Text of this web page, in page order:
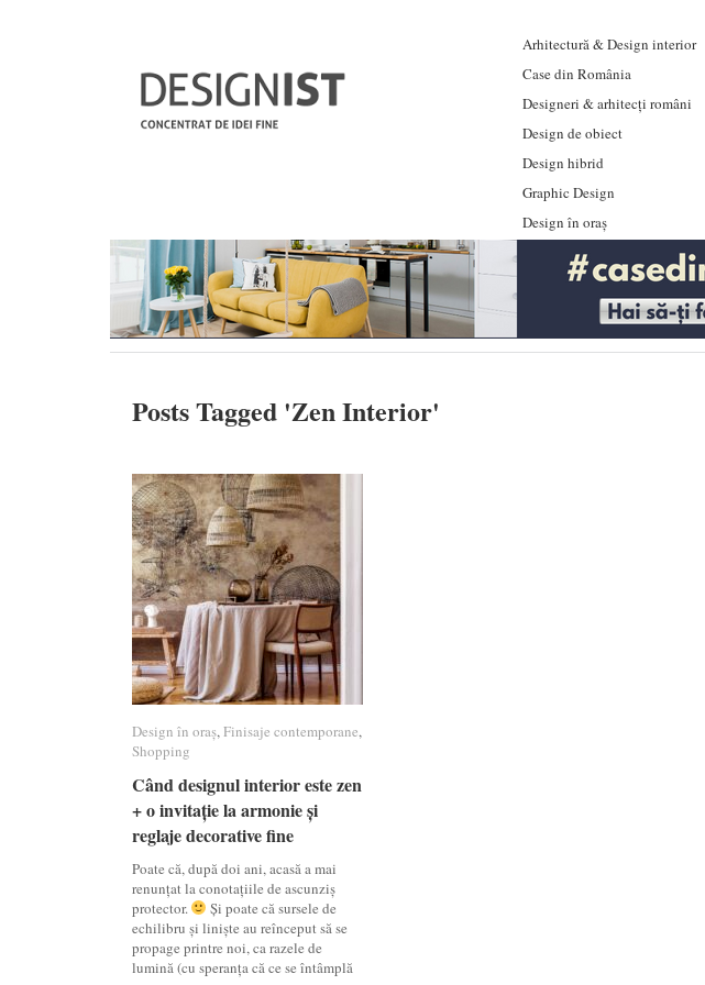
Arhitectură & Design interior
Case din România
Designeri & arhitecți români
Design de obiect
Design hibrid
Graphic Design
Design în oraș
Posts Tagged 'Zen Interior'
Design în oraș,Finisaje contemporane,
Shopping
Când designul interior este zen
+ o invitație la armonie și
reglaje decorative fine
Poate că, după doi ani, acasă a mai
renunțat la conotațiile de ascunziș
protector.
Și poate că sursele de
echilibru și liniște au reînceput să se
propage printre noi, ca razele de
lumină (cu speranța că ce se întâmplă
Design în oraș Finisaje contemporane
Shopping
Când designul interior este zen
+ o invitație la armonie și
reglaje decorative fine